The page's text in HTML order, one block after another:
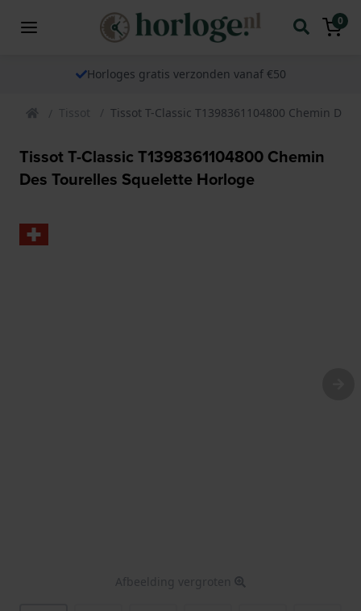
0
Horloges gratis verzonden vanaf €50
Tissot Tissot T-Classic T1398361104800 Chemin
Tissot T-Classic T1398361104800 Chemin
Des Tourelles Squelette Horloge
Afbeelding vergroten